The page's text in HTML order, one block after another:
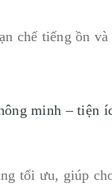
chế tiếng ồn
minh – tiện
tối ưu, giúp